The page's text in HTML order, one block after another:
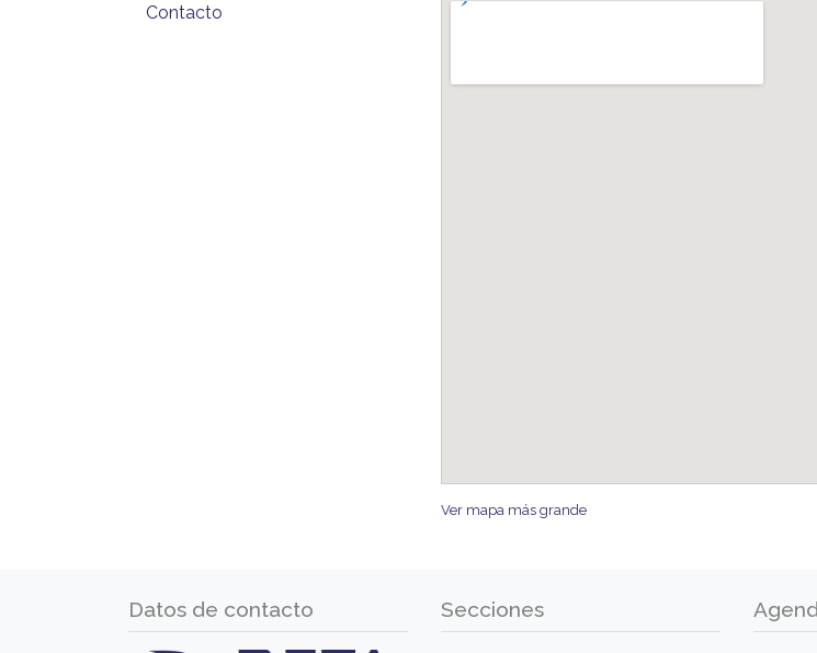
Contacto
Ver mapa más grande
Datos de contacto Secciones